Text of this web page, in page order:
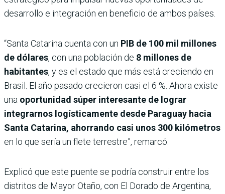
desarrollo e integración en beneficio de ambos países.
“Santa Catarina cuenta con un PIB de 100 mil millones
de dólares, con una población de 8 millones de
habitantes, y es el estado que más está creciendo en
Brasil. El año pasado crecieron casi el 6 %. Ahora existe
una oportunidad súper interesante de lograr
integrarnos logísticamente desde Paraguay hacia
Santa Catarina, ahorrando casi unos 300 kilómetros
en lo que sería un flete terrestre”, remarcó.
Explicó que este puente se podría construir entre los
distritos de Mayor Otaño, con El Dorado de Argentina,